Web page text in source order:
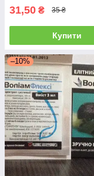
31,50 ₴ 35 ₴
Купити
–10%